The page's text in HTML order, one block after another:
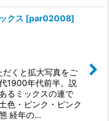
クス [par02008]
くと拡大写真をご
1900年代前半。説
るミックスの連で
色・ピンク・ピンク
経年の…